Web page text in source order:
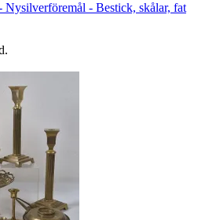
Nysilverföremål - Bestick, skålar, fat
.